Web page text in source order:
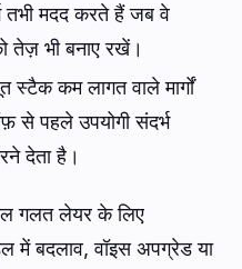
तभी मदद करते हैं जब वे
तेज़ भी बनाए रखें।
स्टैक कम लागत वाले मार्गों
से पहले उपयोगी संदर्भ
देता है।
गलत लेयर के लिए
में बदलाव, वॉइस अपग्रेड या